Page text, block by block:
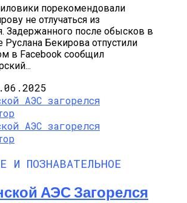
порекомендовали
не отлучаться из
Задержанного после обысков в
Бекирова отпустили
в Facebook сообщил
И ПОЗНАВАТЕЛЬНОЕ
АЭС Загорелся